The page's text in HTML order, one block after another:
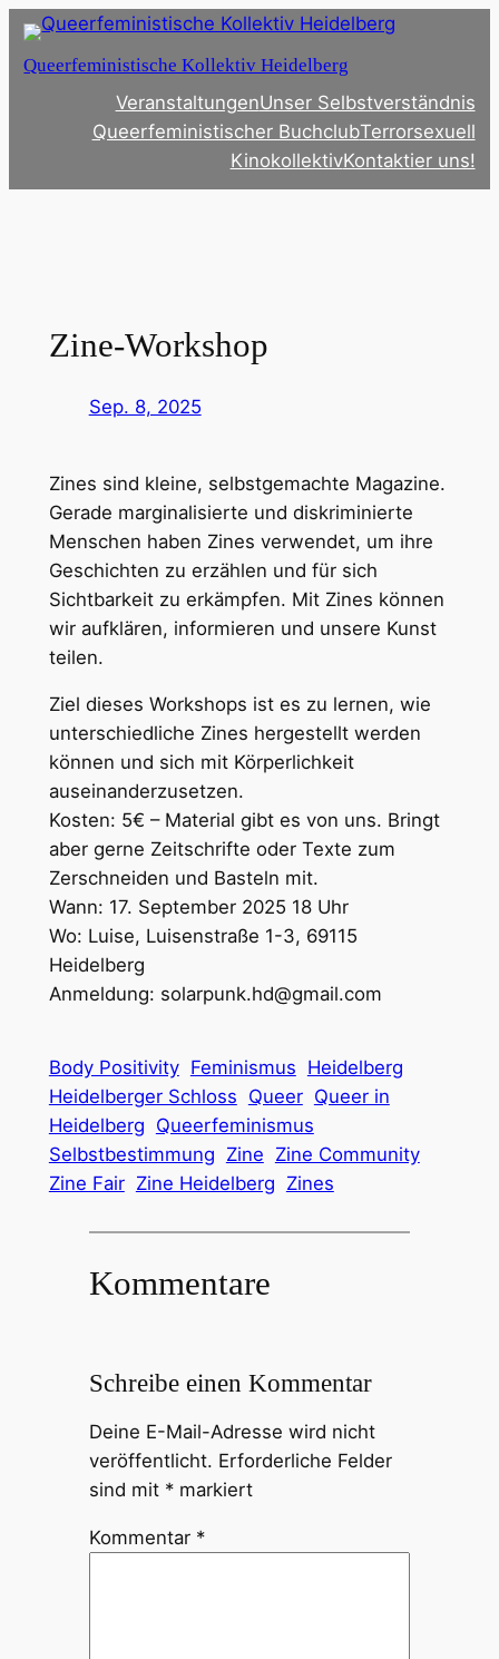
Zum
springen
Queerfeministische Kollektiv Heidelberg
VeranstaltungenUnser Selbstverständnis
Queerfeministischer BuchclubTerrorsexuell
KinokollektivKontaktier uns!
Zine-Workshop
Sep. 8, 2025
Zines sind kleine, selbstgemachte Magazine.
Gerade marginalisierte und diskriminierte
Menschen haben Zines verwendet, um ihre
Geschichten zu erzählen und für sich
Sichtbarkeit zu erkämpfen. Mit Zines können
wir aufklären, informieren und unsere Kunst
teilen.
Ziel dieses Workshops ist es zu lernen, wie
unterschiedliche Zines hergestellt werden
können und sich mit Körperlichkeit
auseinanderzusetzen.
Kosten: 5€ – Material gibt es von uns. Bringt
aber gerne Zeitschrifte oder Texte zum
Zerschneiden und Basteln mit.
Wann: 17. September 2025 18 Uhr
Wo: Luise, Luisenstraße 1-3, 69115
Heidelberg
Anmeldung: solarpunk.hd@gmail.com
Body Positivity Feminismus Heidelberg
Heidelberger Schloss Queer Queer in
Heidelberg Queerfeminismus
Selbstbestimmung Zine Zine Community
Zine Fair Zine Heidelberg Zines
Kommentare
Schreibe einen Kommentar
Deine E-Mail-Adresse wird nicht
veröffentlicht. Erforderliche Felder
sind mit *markiert
Kommentar *